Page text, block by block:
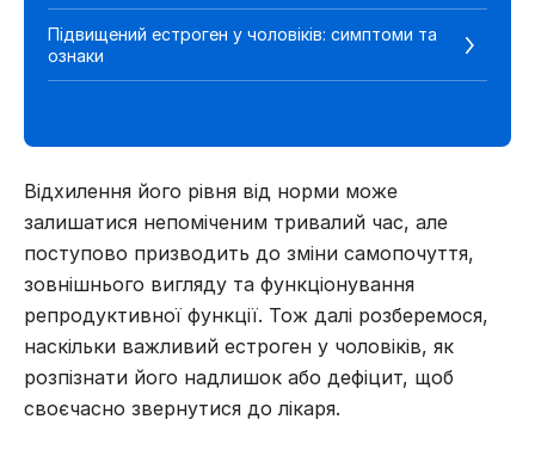
Підвищений естроген у чоловіків: симптоми та
ознаки
Відхилення його рівня від норми може
залишатися непоміченим тривалий час, але
поступово призводить до зміни самопочуття,
зовнішнього вигляду та функціонування
репродуктивної функції. Тож далі розберемося,
наскільки важливий естроген у чоловіків, як
розпізнати його надлишок або дефіцит, щоб
своєчасно звернутися до лікаря.